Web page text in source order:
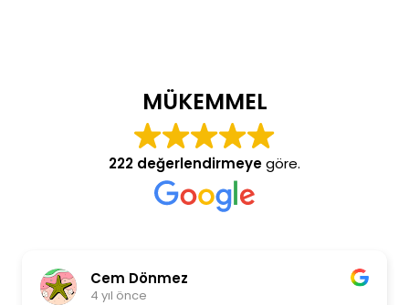
MÜKEMMEL
222 değerlendirmeyegöre.
Cem Dönmez
4 yıl önce